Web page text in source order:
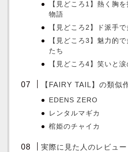
【見どころ1】熱く胸
物語
【見どころ2】ド派手
【見どころ3】魅力的
たち
【見どころ4】笑いと
【FAIRY TAIL】の類似
EDENS ZERO
レンタルマギカ
棺姫のチャイカ
実際に見た人のレビュ